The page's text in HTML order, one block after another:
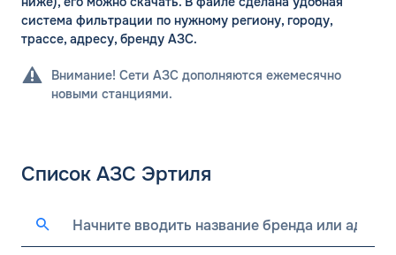
система фильтрации по нужному региону, городу,
трассе, адресу, бренду АЗС.
Внимание! Сети АЗС дополняются ежемесячно
новыми станциями.
Список АЗС Эртиля